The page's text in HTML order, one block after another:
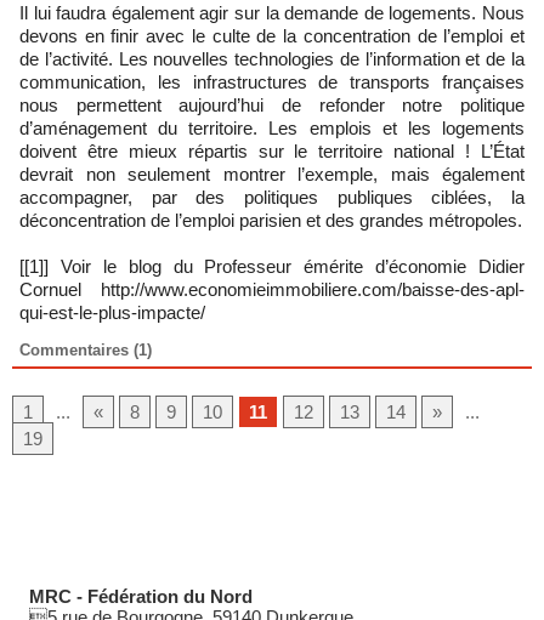
Il lui faudra également agir sur la demande de logements. Nous
devons en finir avec le culte de la concentration de l’emploi et
de l’activité. Les nouvelles technologies de l’information et de la
communication, les infrastructures de transports françaises
nous permettent aujourd’hui de refonder notre politique
d’aménagement du territoire. Les emplois et les logements
doivent être mieux répartis sur le territoire national ! L’État
devrait non seulement montrer l’exemple, mais également
accompagner, par des politiques publiques ciblées, la
déconcentration de l’emploi parisien et des grandes métropoles.
[[1]] Voir le blog du Professeur émérite d’économie Didier
Cornuel http://www.economieimmobiliere.com/baisse-des-apl-
qui-est-le-plus-impacte/
Commentaires (1)
1 ... « 8 9 10 11 12 13 14 »
...
19
MRC - Fédération du Nord